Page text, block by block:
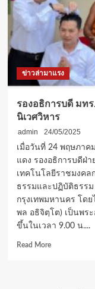
Tech
Talent
การ
ศึกษา
2569
พร้อม
เงิน
ที่พัก
ฟรี
ข่าวล่ามาแรง
รองอธิการบดี มท
นิเวศวิหาร
admin
24/05/2025
เมื่อวันที่ 24 พฤษภาค
แดง รองอธิการบดีฝ่
เทคโนโลยีราชมงคล
ธรรมและปฏิบัติธรร
กรุงเทพมหานคร โด
พล อธิจิตฺโต) เป็นพร
ขึ้นในเวลา 9.00 น....
Read MoreRead